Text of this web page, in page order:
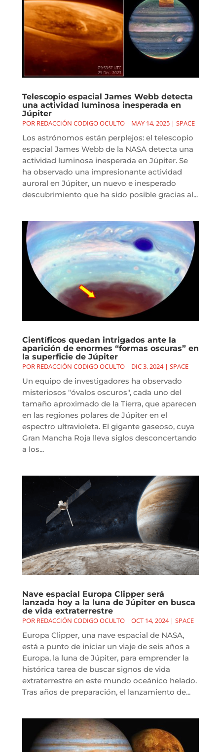
Telescopio espacial James Webb detecta
una actividad luminosa inesperada en
Júpiter
POR REDACCIÓN CODIGO OCULTO| MAY 14, 2025| SPACE
Los astrónomos están perplejos: el telescopio
espacial James Webb de la NASA detecta una
actividad luminosa inesperada en Júpiter. Se
ha observado una impresionante actividad
auroral en Júpiter, un nuevo e inesperado
descubrimiento que ha sido posible gracias al...
Científicos quedan intrigados ante la
aparición de enormes “formas oscuras” en
la superficie de Júpiter
POR REDACCIÓN CODIGO OCULTO| DIC 3, 2024| SPACE
Un equipo de investigadores ha observado
misteriosos "óvalos oscuros", cada uno del
tamaño aproximado de la Tierra, que aparecen
en las regiones polares de Júpiter en el
espectro ultravioleta. El gigante gaseoso, cuya
Gran Mancha Roja lleva siglos desconcertando
a los...
Nave espacial Europa Clipper será
lanzada hoy a la luna de Júpiter en busca
de vida extraterrestre
POR REDACCIÓN CODIGO OCULTO| OCT 14, 2024| SPACE
Europa Clipper, una nave espacial de NASA,
está a punto de iniciar un viaje de seis años a
Europa, la luna de Júpiter, para emprender la
histórica tarea de buscar signos de vida
extraterrestre en este mundo oceánico helado.
Tras años de preparación, el lanzamiento de...